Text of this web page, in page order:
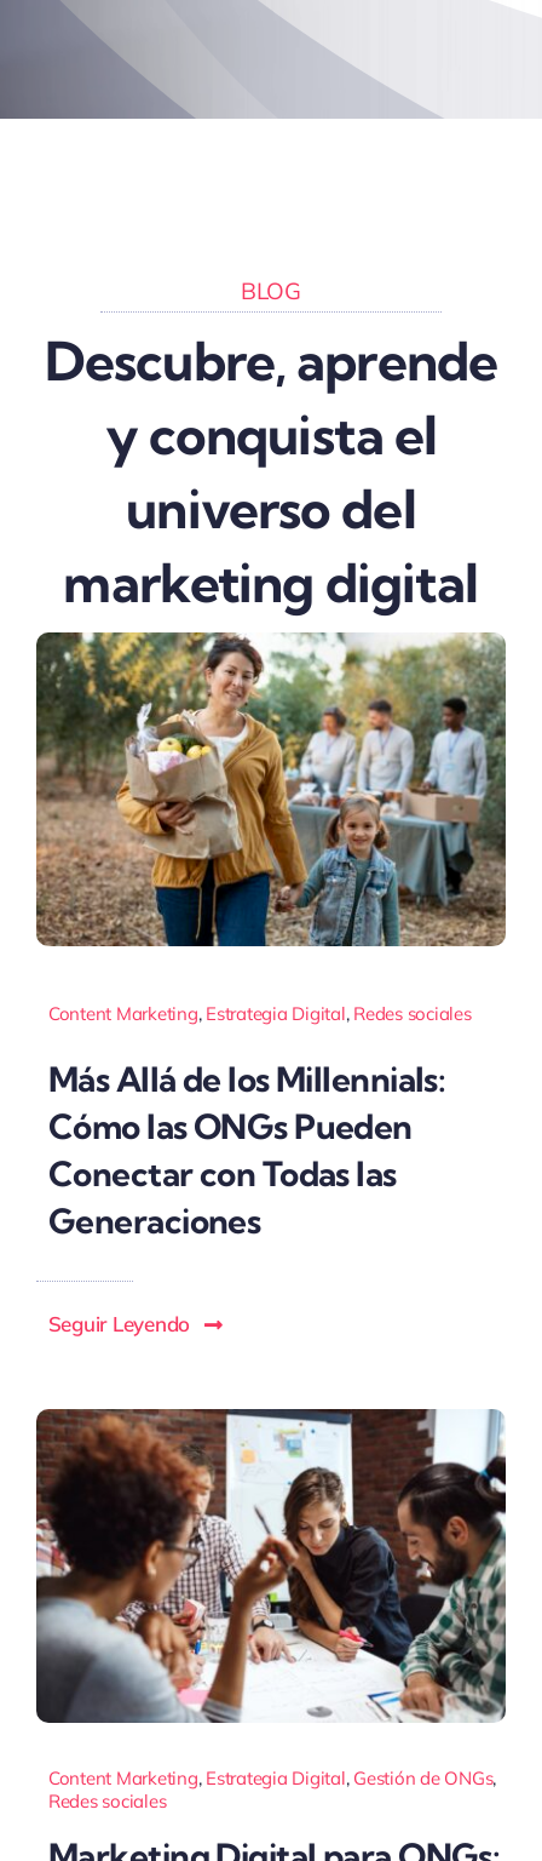
BLOG
Descubre, aprende
y conquista el
universo del
marketing digital
Content Marketing, Estrategia Digital, Redes sociales
Más Allá de los Millennials:
Cómo las ONGs Pueden
Conectar con Todas las
Generaciones
Seguir Leyendo
Content Marketing, Estrategia Digital, Gestión de ONGs,
Redes sociales